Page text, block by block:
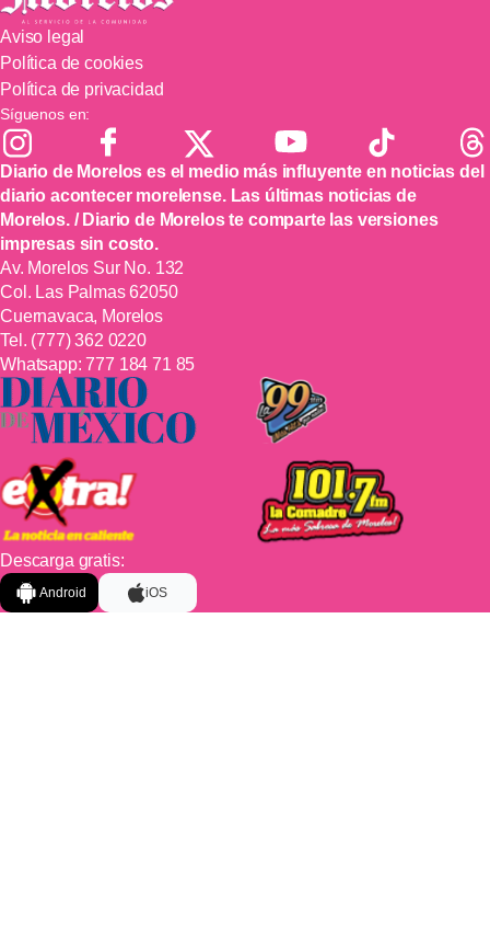
Aviso legal
Política de cookies
Política de privacidad
Síguenos en:
Diario de Morelos es el medio más influyente en noticias del
diario acontecer morelense. Las últimas noticias de
Morelos. / Diario de Morelos te comparte las versiones
impresas sin costo.
Av. Morelos Sur No. 132
Col. Las Palmas 62050
Cuernavaca, Morelos
Tel. (777) 362 0220
Whatsapp:777 184 71 85
Descarga gratis:
Android iOS